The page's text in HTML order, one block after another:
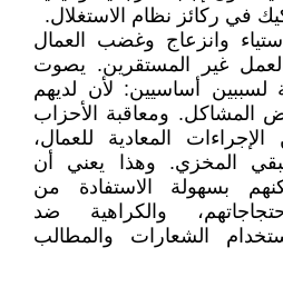
في ركائز نظام الاستغلال.
وانزعاج وغضب العمال
غير المستقرين. يصوت
لسببين أساسيين: لأن لديهم
المشاكل. ومعاقبة الأحزاب
المعادية للعمال،
المخزي. وهذا يعني أن
بسهولة الاستفادة من
والكراهية ضد
الشعارات والمطالب